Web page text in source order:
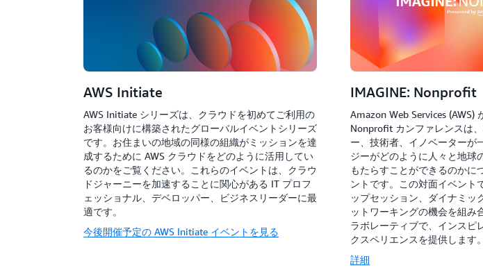
AWS Initiate
AWS Initiate シリーズは、クラウドを初めてご利用の
お客様向けに構築されたグローバルイベントシリーズ
です。お住まいの地域の同様の組織がミッションを達
成するために AWS クラウドをどのように活用してい
るのかをご覧ください。これらのイベントは、クラウ
ドジャーニーを加速することに関心がある IT プロフ
ェッショナル、デベロッパー、ビジネスリーダーに最
適です。
今後開催予定の AWS Initiate イベントを見る
IMAGINE: Nonprofit
Amazon Web Services (AWS)
Nonprofit カンファレンスは
ー、技術者、イノベーターが
ジーがどのように人々と地球
もたらすことができるのかに
ントです。この対面イベント
ップセッション、ダイナミッ
ットワーキングの機会を組み
ラボレーティブで、インスピ
クスペリエンスを提供します
詳細